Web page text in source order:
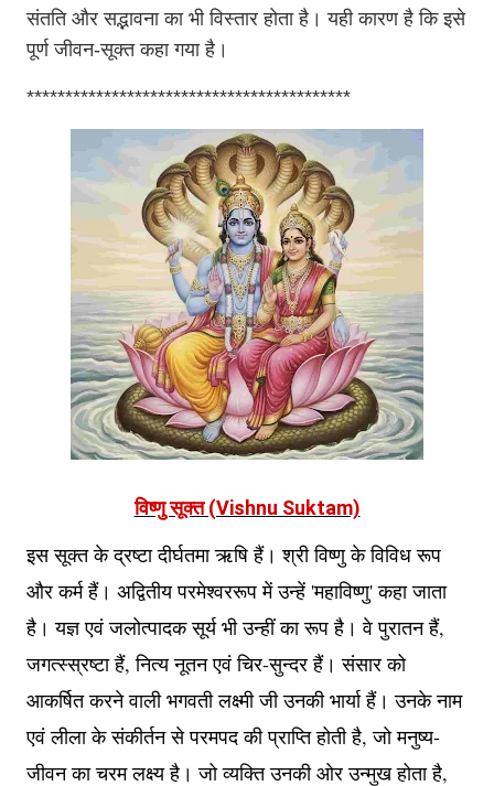
संतति और सद्भावना का भी विस्तार होता है। यही कारण है कि इसे
पूर्ण जीवन-सूक्त कहा गया है।
******************************************
विष्णु सूक्त (Vishnu Suktam)
इस सूक्त के द्रष्टा दीर्घतमा ऋषि हैं। श्री विष्णु के विविध रूप
और कर्म हैं। अद्वितीय परमेश्वररूप में उन्हें 'महाविष्णु' कहा जाता
है। यज्ञ एवं जलोत्पादक सूर्य भी उन्हीं का रूप है। वे पुरातन हैं,
जगत्स्स्रष्टा हैं, नित्य नूतन एवं चिर-सुन्दर हैं। संसार को
आकर्षित करने वाली भगवती लक्ष्मी जी उनकी भार्या हैं। उनके नाम
एवं लीला के संकीर्तन से परमपद की प्राप्ति होती है, जो मनुष्य-
जीवन का चरम लक्ष्य है। जो व्यक्ति उनकी ओर उन्मुख होता है,